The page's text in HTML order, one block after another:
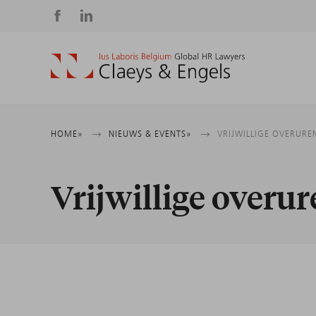
Social
media
Kruimelpad
HOME NIEUWS & EVENTS VRIJWILLIGE
Vrijwillige